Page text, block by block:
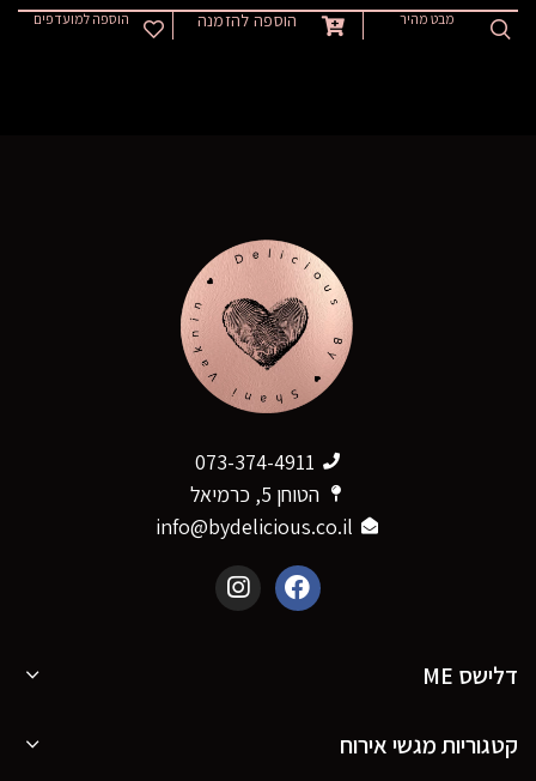
הוספה למועדפים הוספה להזמנה מבט מהיר
073-374-4911
הטוחן 5, כרמיאל
info@bydelicious.co.il
דלישס ME
קטגוריות מגשי אירוח